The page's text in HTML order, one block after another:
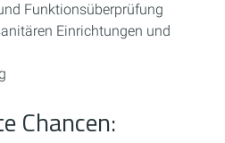
Funktionsüberprüfung
Einrichtungen und
Chancen: